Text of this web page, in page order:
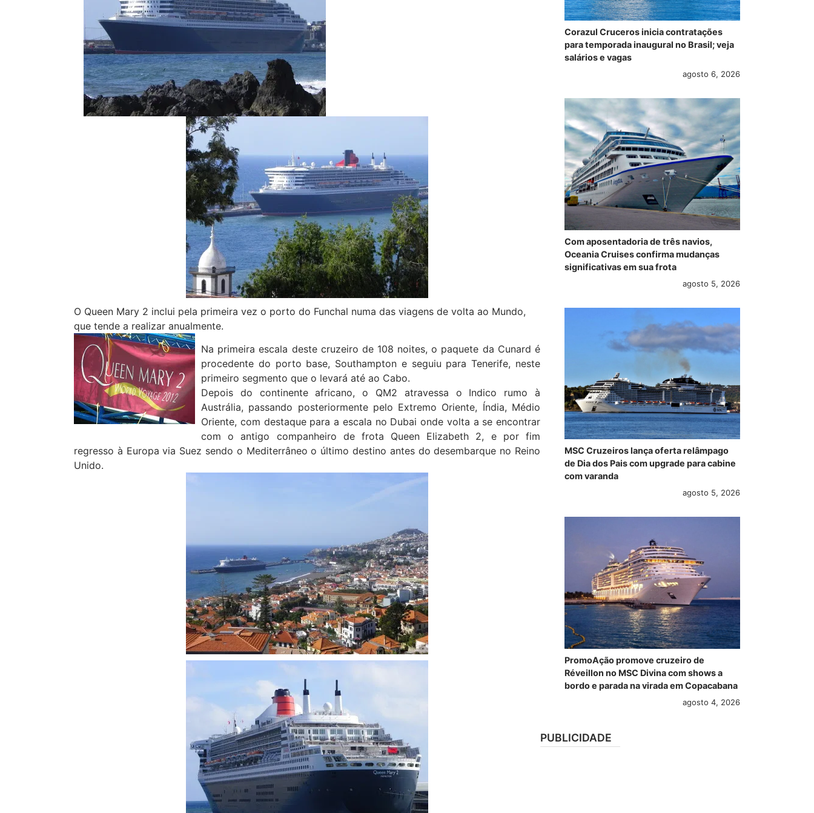
O Queen Mary 2 inclui pela primeira vez o porto do Funchal numa das viagens de volta ao Mundo,
que tende a realizar anualmente.
Na primeira escala deste cruzeiro de 108 noites, o paquete da Cunard é
procedente do porto base, Southampton e seguiu para Tenerife, neste
primeiro segmento que o levará até ao Cabo.
Depois do continente africano, o QM2 atravessa o Indico rumo à
Austrália, passando posteriormente pelo Extremo Oriente, Índia, Médio
Oriente, com destaque para a escala no Dubai onde volta a se encontrar
com o antigo companheiro de frota Queen Elizabeth 2, e por fim
regresso à Europa via Suez sendo o Mediterrâneo o último destino antes do desembarque no Reino
Unido.
Corazul Cruceros inicia contratações
para temporada inaugural no Brasil; veja
salários e vagas
agosto 6, 2026
Com aposentadoria de três navios,
Oceania Cruises confirma mudanças
significativas em sua frota
agosto 5, 2026
MSC Cruzeiros lança oferta relâmpago
de Dia dos Pais com upgrade para cabine
com varanda
agosto 5, 2026
PromoAção promove cruzeiro de
Réveillon no MSC Divina com shows a
bordo e parada na virada em Copacabana
agosto 4, 2026
PUBLICIDADE